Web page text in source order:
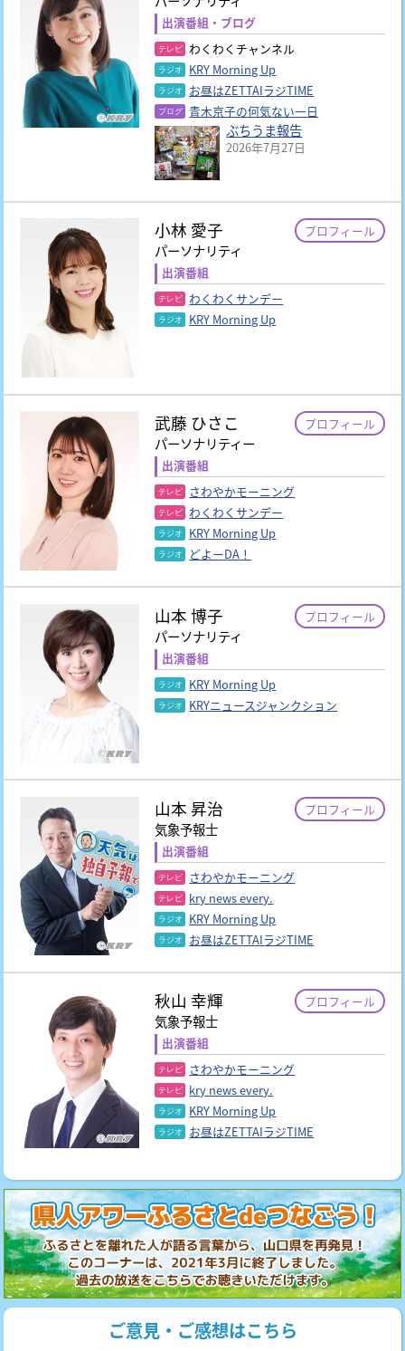
出演番組・ブログ
わくわくチャンネル
KRY Morning Up
お昼はZETTAIラジTIME
青木京子の何気ない一日
ぶちうま報告
2026年7月27日
小林 愛子
パーソナリティ
プロフィール
出演番組
わくわくサンデー
KRY Morning Up
武藤 ひさこ
パーソナリティー
プロフィール
出演番組
さわやかモーニング
わくわくサンデー
KRY Morning Up
どよーDA！
山本 博子
パーソナリティ
プロフィール
出演番組
KRY Morning Up
KRYニュースジャンクション
山本 昇治
気象予報士
プロフィール
出演番組
さわやかモーニング
kry news every.
KRY Morning Up
お昼はZETTAIラジTIME
秋山 幸輝
気象予報士
プロフィール
出演番組
さわやかモーニング
kry news every.
KRY Morning Up
お昼はZETTAIラジTIME
ご意見・ご感想はこちら